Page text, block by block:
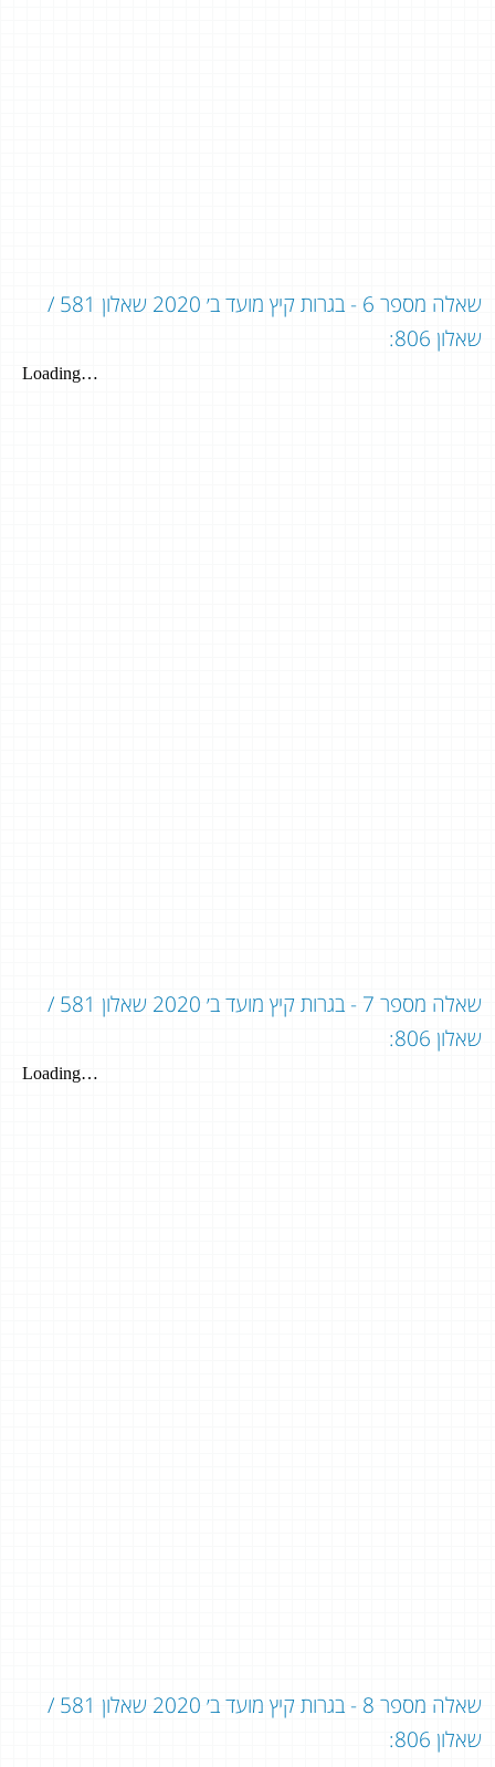
שאלה מספר 6 - בגרות קיץ מועד ב׳ 2020 שאלון 581 /
שאלון 806:
שאלה מספר 7 - בגרות קיץ מועד ב׳ 2020 שאלון 581 /
שאלון 806:
שאלה מספר 8 - בגרות קיץ מועד ב׳ 2020 שאלון 581 /
שאלון 806: